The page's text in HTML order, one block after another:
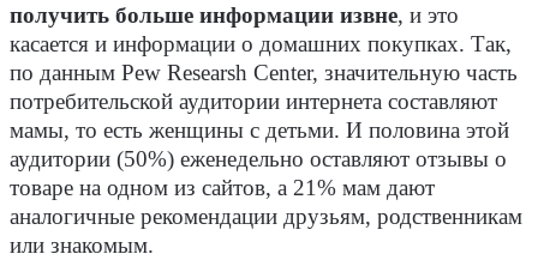
получить больше информации извне, и это
касается и информации о домашних покупках. Так,
по данным Pew Researsh Center, значительную часть
потребительской аудитории интернета составляют
мамы, то есть женщины с детьми. И половина этой
аудитории (50%) еженедельно оставляют отзывы о
товаре на одном из сайтов, а 21% мам дают
аналогичные рекомендации друзьям, родственникам
или знакомым.